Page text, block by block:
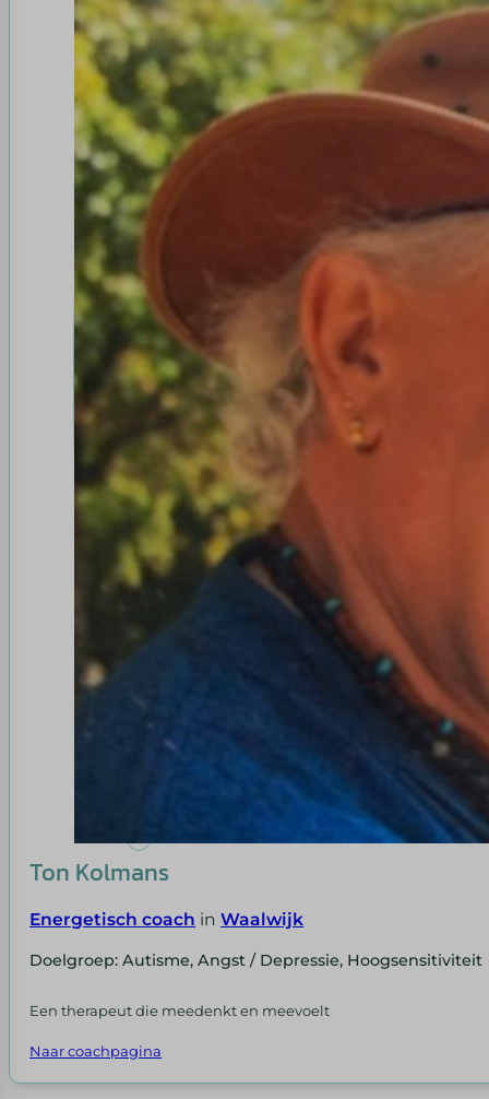
Ton Kolmans
Energetisch coach inWaalwijk
Doelgroep: Autisme, Angst / Depressie, Hoogsensitiviteit
Een therapeut die meedenkt en meevoelt
Naar coachpagina